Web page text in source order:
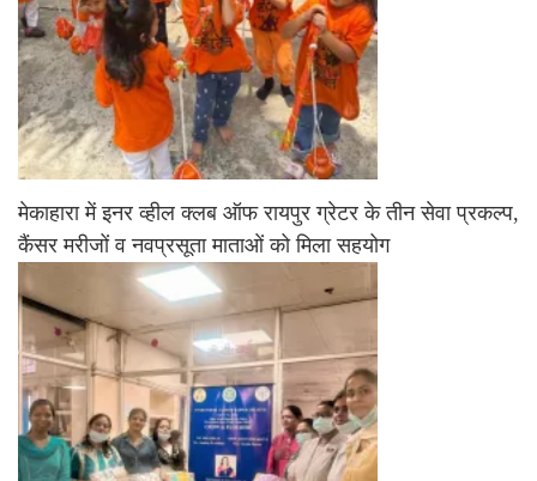
मेकाहारा में इनर व्हील क्लब ऑफ रायपुर ग्रेटर के तीन सेवा प्रकल्प,
कैंसर मरीजों व नवप्रसूता माताओं को मिला सहयोग